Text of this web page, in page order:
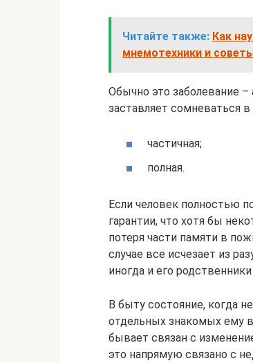
Читайте также: Как
мнемотехники и
Обычно это заболевание
заставляет сомневаться
частичная;
полная.
Если человек полностью
гарантии, что хотя бы
потеря части памяти в
случае все исчезает из
иногда и его
В быту состояние, когда
отдельных знакомых ему
бывает связан с
это напрямую связано с